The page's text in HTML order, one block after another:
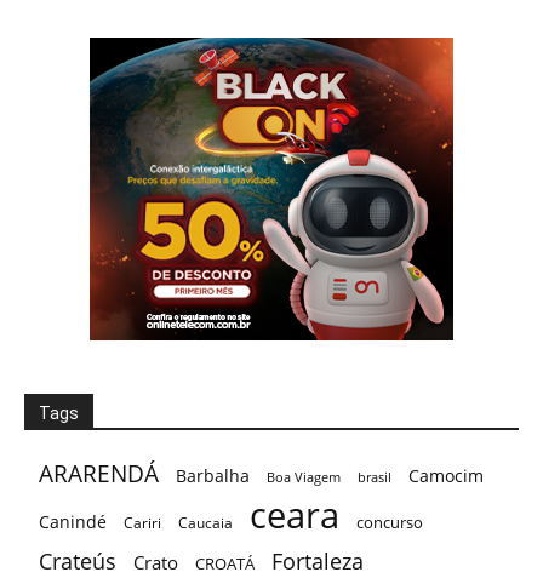
Tags
ARARENDÁ Barbalha Boa Viagem brasil
Camocim
Canindé
Cariri Caucaia ceara concurso
Crateús Crato CROATÁ Fortaleza